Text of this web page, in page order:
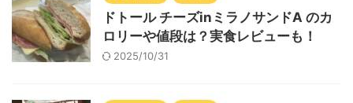
ドトール チーズinミラノサンドA のカ
ロリーや値段は？実食レビューも！
2025/10/31